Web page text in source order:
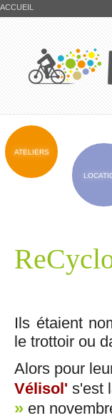
ACCUEIL
ATELIERS
Ils étaient
le trottoir ou
Alors pour
Vélisol' s'est
» en